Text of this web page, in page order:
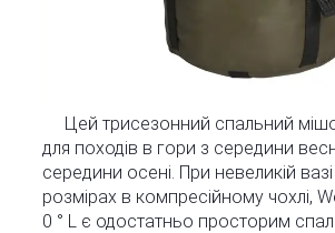
Цей трисезонний спальний
для походів в гори з середини
середини осені. При невеликій
розмірах в компресійному чохлі,
0 ° L є одостатньо просторим